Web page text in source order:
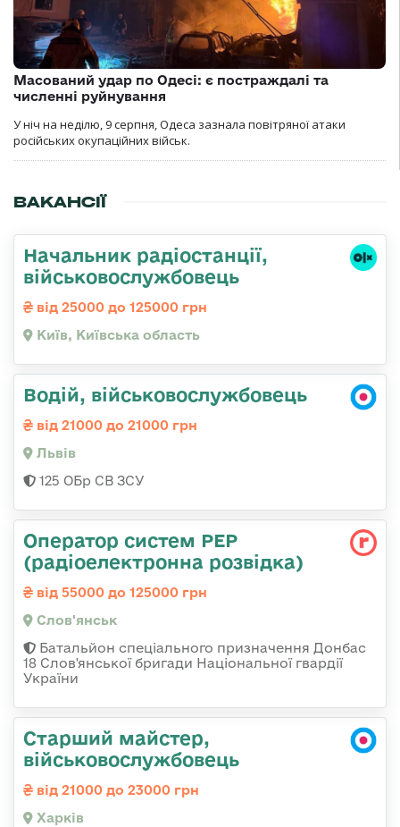
Масований удар по Одесі: є постраждалі та
численні руйнування
У ніч на неділю, 9 серпня, Одеса зазнала повітряної атаки
російських окупаційних військ.
ВАКАНСІЇ
Начальник радіостанції,
військовослужбовець
від 25000 до 125000 грн
Київ, Київська область
Водій, військовослужбовець
від 21000 до 21000 грн
Львів
125 ОБр СВ ЗСУ
Оператор систем РЕР
(радіоелектронна розвідка)
від 55000 до 125000 грн
Слов'янськ
Батальйон спеціального призначення Донбас
18 Слов'янської бригади Національної гвардії
України
Старший майстер,
військовослужбовець
від 21000 до 23000 грн
Харків